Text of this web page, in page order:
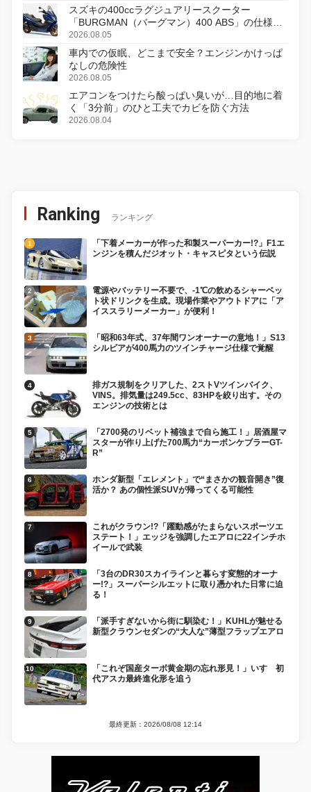
スズキの400ccラグジュアリースクーター
「BURGMAN（バーグマン）400 ABS」の仕様を
変更し、8月18日に発売
2026.08.05
車内での仮眠、どこまで安全？エンジンかけっぱ
なしの危険性
2026.08.05
エアコンをつけたら酸っぱい臭いが…目的地に着
く「3分前」のひと工夫でカビを防ぐ方法
2026.08.04
Ranking ランキング
「下着メーカーが作った和製スーパーカー!?」F1エ
ンジンを積んだジオット・キャスピタという伝説
電源やバッテリー不要で、-1℃の飲めるシャーベッ
ト状ドリンクを生成。現場作業やアウトドアに「ア
イススラリーメーカー」が便利！
「昭和63年式、37年間ワンオーナーの意地！」S13
シルビアが400馬力のツインチャージ仕様で覚醒
排ガス規制をクリアした、2ストVツインバイク、
VINS。排気量は249.5cc、83HPを絞り出す。その
エンジンの技術とは
「2700発のリベット補強まで自ら施工！」居酒屋マ
スターが作り上げた700馬力“カーボンケブラーGT-
R”
ホンダ新型「エレメント」で“まさかの観音開き”復
活か？ あの個性派SUVが帰ってくる可能性
これがクラウン!?「躍動感がたまらないスポーツエ
ステート！」エッジを強調したエアロに22インチホ
イールで武装
「3台のDR30スカイラインと暮らす変態的オーナ
ー!?」スーパーシルエットに取り憑かれた日常に迫
る！
「派手すぎないから街に馴染む！」KUHLが魅せる
新型クラウンセダンの“大人な”薄型フラップエアロ
「これぞ国産ターボ黄金期の忘れ形見！」いすゞ初
代アスカ最終進化形を追う
最終更新：2026/08/08 12:14